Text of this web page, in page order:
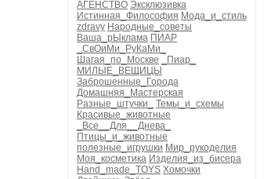
АГЕНСТВО Эксклюзивка
Истинная_Философия Мода_и_стиль
zdravy Народные_советы
Ваша_рЫклама ПИАР
_СвОиМи_РуКаМи_
Шагая_по_Москве
_Пиар_
МИЛЫЕ_ВЕЩИЦЫ
Заброшенные_Города
Домашняя_Мастерская
Разные_штучки_
Темы_и_схемы
Красивые_животные
_Все__Для__Днева_
Птицы_и_животные
полезные_игрушки Мир_рукоделия
Моя_косметика Изделия_из_бисера
Hand_made_TOYS Хомочки